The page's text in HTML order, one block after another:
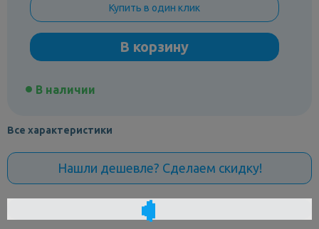
Купить в один клик
В корзину
В наличии
Все характеристики
Нашли дешевле? Сделаем скидку!